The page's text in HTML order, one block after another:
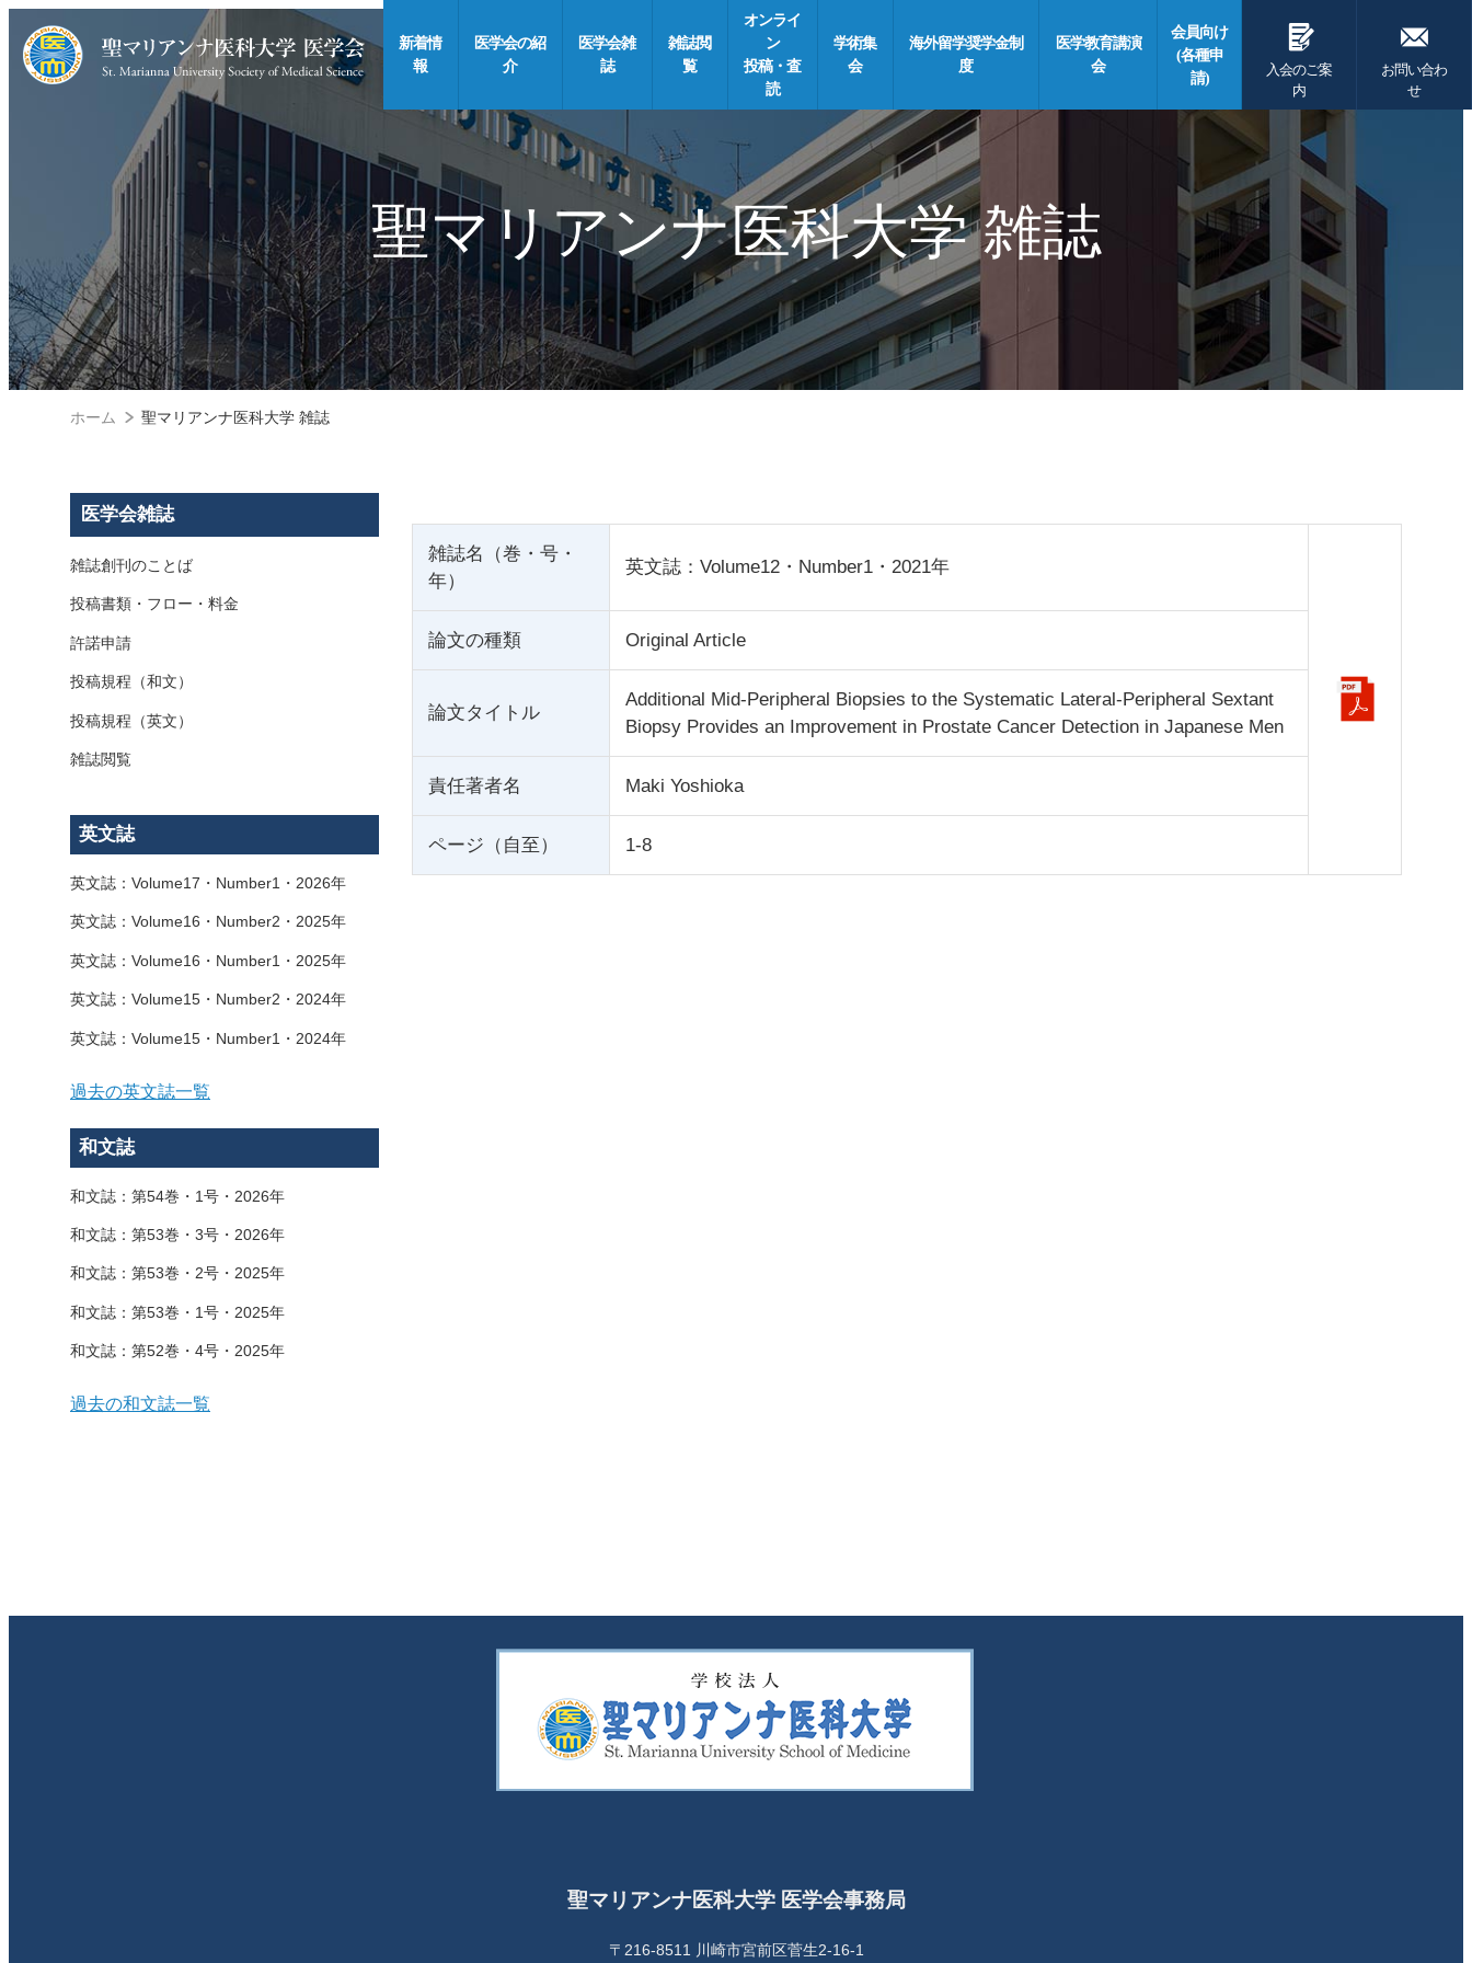
新着情
報
医学会の紹
介
医学会雑
誌
雑誌閲
覧
オンライ
ン
投稿・査
読
学術集
会
海外留学奨学金制
度
医学教育講演
会
会員向け
(各種申
請)
G
入会のご案
内
F
お問い合わ
せ
聖マリアンナ医科大学 雑誌
ホーム 聖マリアンナ医科大学 雑誌
雑誌名（巻・号・
年）
英文誌：Volume12・Number1・2021年
論文の種類 Original Article
論文タイトル
Additional Mid-Peripheral Biopsies to the Systematic Lateral-Peripheral Sextant
Biopsy Provides an Improvement in Prostate Cancer Detection in Japanese Men
責任著者名 Maki Yoshioka
ページ（自至） 1-8
医学会雑誌
雑誌創刊のことば
投稿書類・フロー・料金
許諾申請
投稿規程（和文）
投稿規程（英文）
雑誌閲覧
英文誌
英文誌：Volume17・Number1・2026年
英文誌：Volume16・Number2・2025年
英文誌：Volume16・Number1・2025年
英文誌：Volume15・Number2・2024年
英文誌：Volume15・Number1・2024年
過去の英文誌一覧
和文誌
和文誌：第54巻・1号・2026年
和文誌：第53巻・3号・2026年
和文誌：第53巻・2号・2025年
和文誌：第53巻・1号・2025年
和文誌：第52巻・4号・2025年
過去の和文誌一覧
聖マリアンナ医科大学 医学会事務局
〒216-8511 川崎市宮前区菅生2-16-1